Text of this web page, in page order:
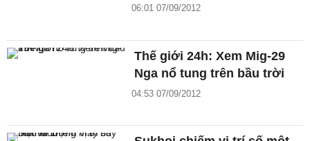
06:01 07/09/2012
Thế giới 24h: Xem Mig-29
Nga nổ tung trên bầu trời
04:53 07/09/2012